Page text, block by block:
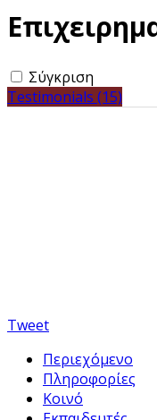
Σύγκριση
Testimonials (15)
Tweet
Περιεχόμενο
Πληροφορίες
Κοινό